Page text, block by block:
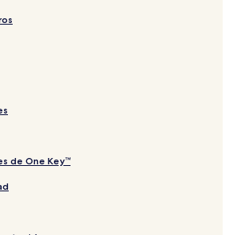
de One Key™